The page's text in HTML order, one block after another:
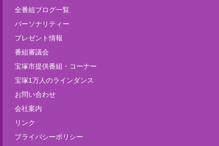
全番組ブログ一覧
パーソナリティー
プレゼント情報
番組審議会
宝塚市提供番組・コーナー
宝塚1万人のラインダンス
お問い合わせ
会社案内
リンク
プライバシーポリシー